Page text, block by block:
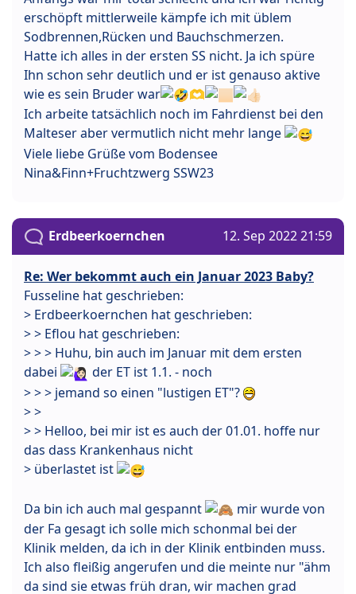
erschöpft mittlerweile kämpfe ich mit üblem
Sodbrennen,Rücken und Bauchschmerzen.
Hatte ich alles in der ersten SS nicht. Ja ich spüre
Ihn schon sehr deutlich und er ist genauso aktive
wie es sein Bruder war
🫶
Ich arbeite tatsächlich noch im Fahrdienst bei den
Malteser aber vermutlich nicht mehr lange
Viele liebe Grüße vom Bodensee
Nina&Finn+Fruchtzwerg SSW23
Erdbeerkoernchen 12. Sep 2022 21:59
Re: Wer bekommt auch ein Januar 2023 Baby?
Fusseline hat geschrieben:
> Erdbeerkoernchen hat geschrieben:
> > Eflou hat geschrieben:
> > > Huhu, bin auch im Januar mit dem ersten
dabei
der ET ist 1.1. - noch
> > > jemand so einen "lustigen ET"?
> >
> > Helloo, bei mir ist es auch der 01.01. hoffe nur
das dass Krankenhaus nicht
> überlastet ist
Da bin ich auch mal gespannt
mir wurde von
der Fa gesagt ich solle mich schonmal bei der
Klinik melden, da ich in der Klinik entbinden muss.
Ich also fleißig angerufen und die meinte nur "ähm
da sind sie etwas früh dran, wir machen grad